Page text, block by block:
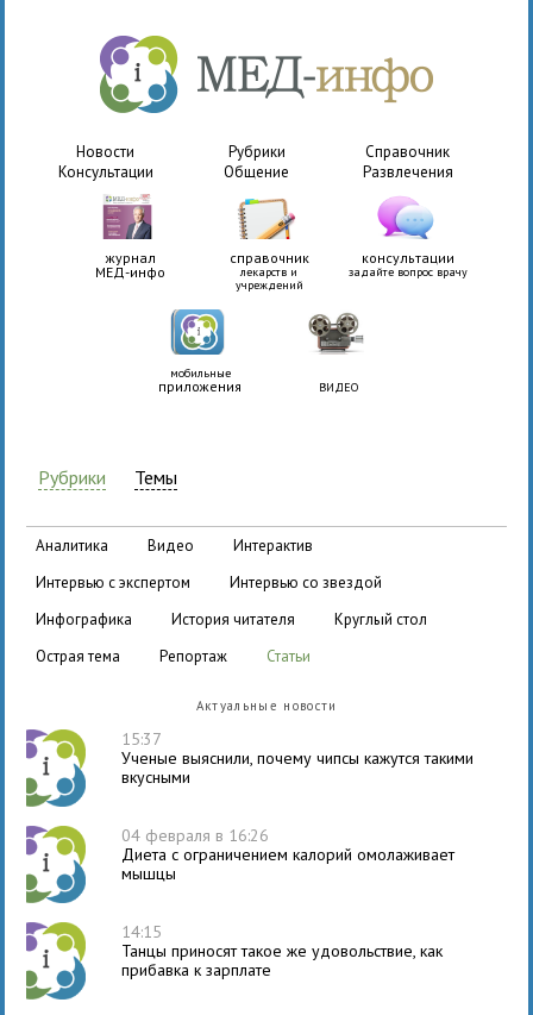
Новости Рубрики
Справочник
Консультации
Общение Развлечения
журнал
МЕД-инфо
справочник
лекарств и
учреждений
консультации
задайте вопрос врачу
мобильные
приложения ВИДЕО
Рубрики Темы
аналитика видео
интерактив
интервью с экспертом
интервью со звездой
инфографика
история читателя
круглый стол
острая тема
репортаж статьи
Актуальные новости
15:37
Ученые выяснили, почему чипсы кажутся такими
вкусными
04 февраля в 16:26
Диета с ограничением калорий омолаживает
мышцы
14:15
Танцы приносят такое же удовольствие, как
прибавка к зарплате